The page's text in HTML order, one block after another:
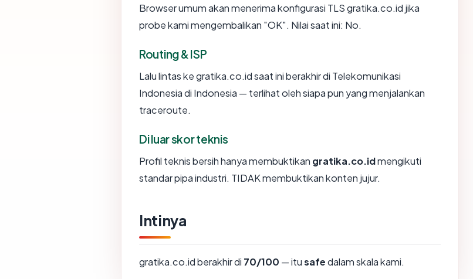
Browser umum akan menerima konfigurasi TLS gratika.co.id jika
probe kami mengembalikan "OK". Nilai saat ini: No.
Routing & ISP
Lalu lintas ke gratika.co.id saat ini berakhir di Telekomunikasi
Indonesia di Indonesia — terlihat oleh siapa pun yang menjalankan
traceroute.
Di luar skor teknis
Profil teknis bersih hanya membuktikan gratika.co.idmengikuti
standar pipa industri. TIDAK membuktikan konten jujur.
Intinya
gratika.co.id berakhir di 70/100 — itusafedalam skala kami.